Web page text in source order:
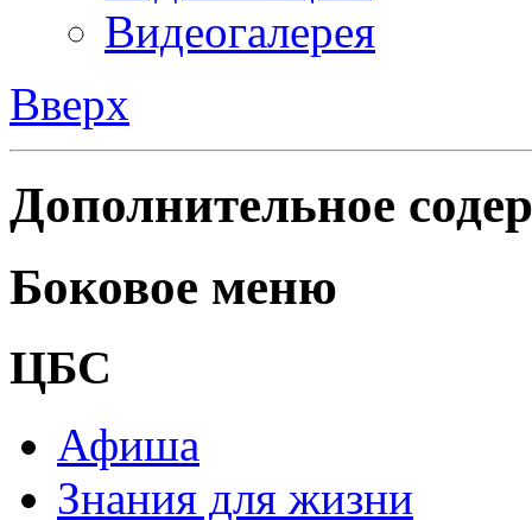
Видеогалерея
Вверх
Дополнительное
Боковое меню
ЦБС
Афиша
Знания для жизни